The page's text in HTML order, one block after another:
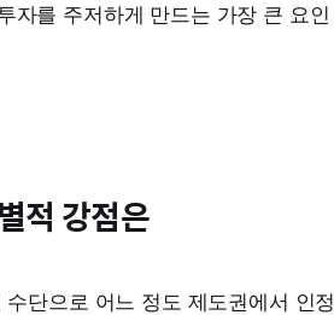
자를 주저하게 만드는 가장 큰 요인
적 강점은
단으로 어느 정도 제도권에서 인정